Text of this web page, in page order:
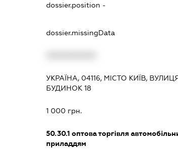
dossier.position -
dossier.missingData
УКРАЇНА, 04116, МІСТО КИЇВ,
БУДИНОК 18
1 000 грн.
50.30.1оптова торгівля
приладдям